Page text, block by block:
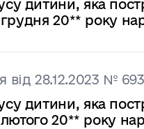
дитини, яка
грудня 20** року
від 28.12.2023 № 693
дитини, яка
лютого 20** року